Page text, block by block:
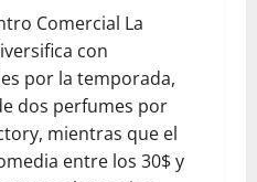
Comercial La
con
por la temporada,
dos perfumes por
mientras que el
entre los 30$ y